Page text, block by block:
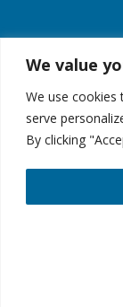
We value
We use cookies
serve
By clicking
© Copyright 2023 -